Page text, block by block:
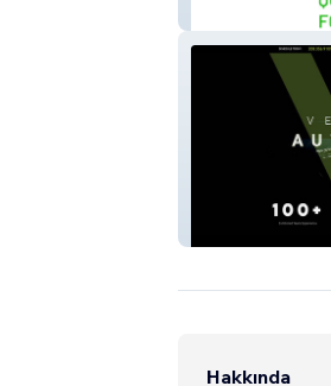
Young Autobody
Hakkında